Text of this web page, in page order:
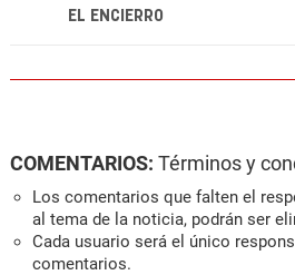
EL ENCIERRO
COMENTARIOS: Términos y
Los comentarios que falten el
al tema de la noticia, podrán ser
Cada usuario será el único
comentarios.